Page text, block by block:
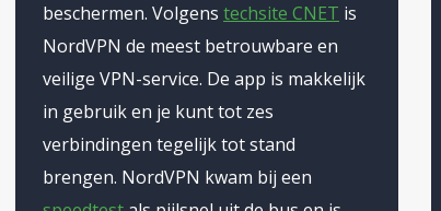
beschermen. Volgens techsite CNET is
NordVPN de meest betrouwbare en
veilige VPN-service. De app is makkelijk
in gebruik en je kunt tot zes
verbindingen tegelijk tot stand
brengen. NordVPN kwam bij een